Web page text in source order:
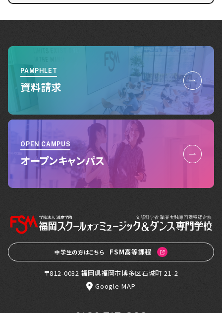
PAMPHLET
資料請求
OPEN CAMPUS
オープンキャンパス
中学生の方はこちら FSM高等課程
〒812-0032 福岡県福岡市博多区石城町 21-2
Google MAP